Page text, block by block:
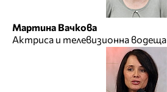
Мартина Вачкова
Актриса и телевизионна водеща